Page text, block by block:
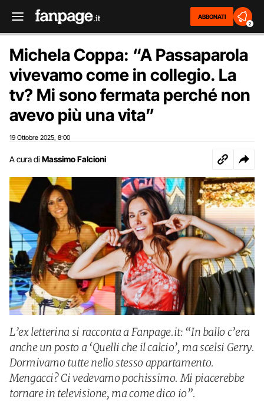
ABBONATI
2
Michela Coppa: “A Passaparola
vivevamo come in collegio. La
tv? Mi sono fermata perché non
avevo più una vita”
19 Ottobre 2025 8:00
A cura di Massimo Falcioni
L’ex letterina si racconta a Fanpage.it: “In ballo c’era
anche un posto a ‘Quelli che il calcio’, ma scelsi Gerry.
Dormivamo tutte nello stesso appartamento.
Mengacci? Ci vedevamo pochissimo. Mi piacerebbe
tornare in televisione, ma come dico io”.